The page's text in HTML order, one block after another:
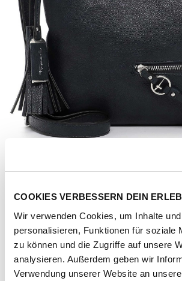
COOKIES VERBESSERN DEIN
Wir verwenden Cookies, um Inhalte
personalisieren, Funktionen für soziale
zu können und die Zugriffe auf unsere
analysieren. Außerdem geben wir
Verwendung unserer Website an
Artikel-Nr.196107-1061-1001